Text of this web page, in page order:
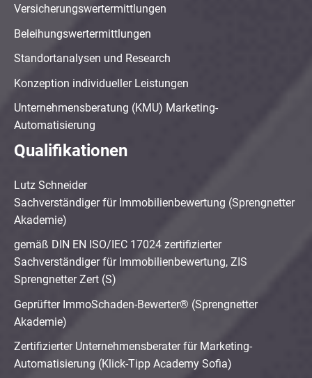
Versicherungswertermittlungen
Beleihungswertermittlungen
Standortanalysen und Research
Konzeption individueller Leistungen
Unternehmensberatung (KMU) Marketing-
Automatisierung
Qualifikationen
Lutz Schneider
Sachverständiger für Immobilienbewertung (Sprengnetter
Akademie)
gemäß DIN EN ISO/IEC 17024 zertifizierter
Sachverständiger für Immobilienbewertung, ZIS
Sprengnetter Zert (S)
Geprüfter ImmoSchaden-Bewerter® (Sprengnetter
Akademie)
Zertifizierter Unternehmensberater für Marketing-
Automatisierung (Klick-Tipp Academy Sofia)